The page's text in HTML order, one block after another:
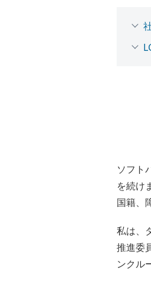
ソフト
を続け
国籍、
私は、
推進委
ンクル